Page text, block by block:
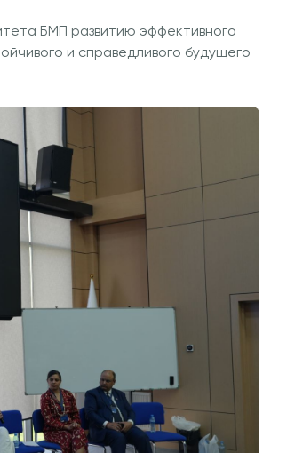
БМП развитию эффективного
и справедливого будущего